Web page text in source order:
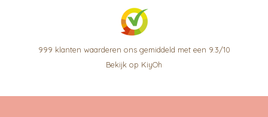
999 klanten waarderen ons gemiddeld met een 9.3/10
Bekijk op KiyOh